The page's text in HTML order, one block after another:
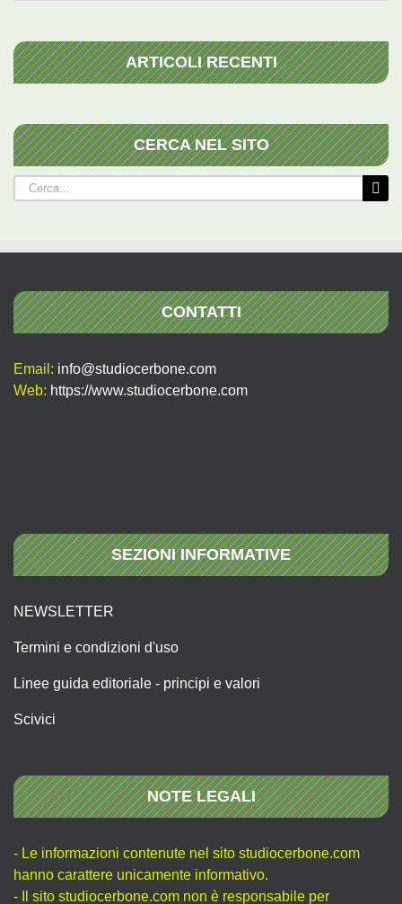
ARTICOLI RECENTI
CERCA NEL SITO
Cerca
per:
CONTATTI
Email: info@studiocerbone.com
Web: https://www.studiocerbone.com
SEZIONI INFORMATIVE
NEWSLETTER
Termini e condizioni d'uso
Linee guida editoriale - principi e valori
Scivici
NOTE LEGALI
- Le informazioni contenute nel sito studiocerbone.com
hanno carattere unicamente informativo.
- Il sito studiocerbone.com non è responsabile per